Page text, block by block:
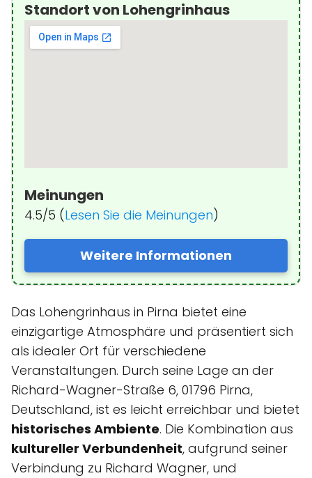
Standort von Lohengrinhaus
Meinungen
4.5/5 (Lesen Sie die Meinungen)
Weitere Informationen
Das Lohengrinhaus in Pirna bietet eine
einzigartige Atmosphäre und präsentiert sich
als idealer Ort für verschiedene
Veranstaltungen. Durch seine Lage an der
Richard-Wagner-Straße 6, 01796 Pirna,
Deutschland, ist es leicht erreichbar und bietet
historisches Ambiente. Die Kombination aus
kultureller Verbundenheit, aufgrund seiner
Verbindung zu Richard Wagner, und